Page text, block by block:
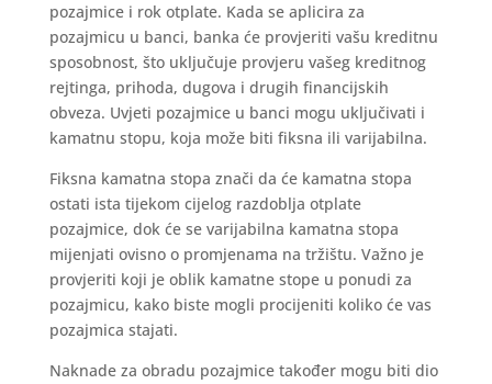
pozajmice i rok otplate. Kada se aplicira za
pozajmicu u banci, banka će provjeriti vašu kreditnu
sposobnost, što uključuje provjeru vašeg kreditnog
rejtinga, prihoda, dugova i drugih financijskih
obveza. Uvjeti pozajmice u banci mogu uključivati i
kamatnu stopu, koja može biti fiksna ili varijabilna.
Fiksna kamatna stopa znači da će kamatna stopa
ostati ista tijekom cijelog razdoblja otplate
pozajmice, dok će se varijabilna kamatna stopa
mijenjati ovisno o promjenama na tržištu. Važno je
provjeriti koji je oblik kamatne stope u ponudi za
pozajmicu, kako biste mogli procijeniti koliko će vas
pozajmica stajati.
Naknade za obradu pozajmice također mogu biti dio